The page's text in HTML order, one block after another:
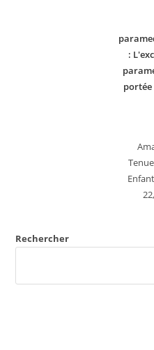
:
Rechercher